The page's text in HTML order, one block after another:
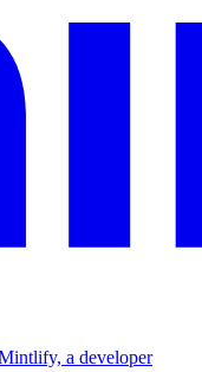
a developer